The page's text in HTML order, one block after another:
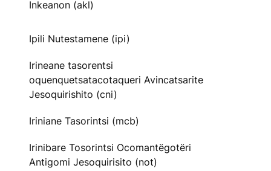
Inkeanon (akl)
Ipili Nutestamene (ipi)
Irineane tasorentsi
oquenquetsatacotaqueri Avincatsarite
Jesoquirishito (cni)
Iriniane Tasorintsi (mcb)
Irinibare Tosorintsi Ocomantëgotëri
Antigomi Jesoquirisito (not)